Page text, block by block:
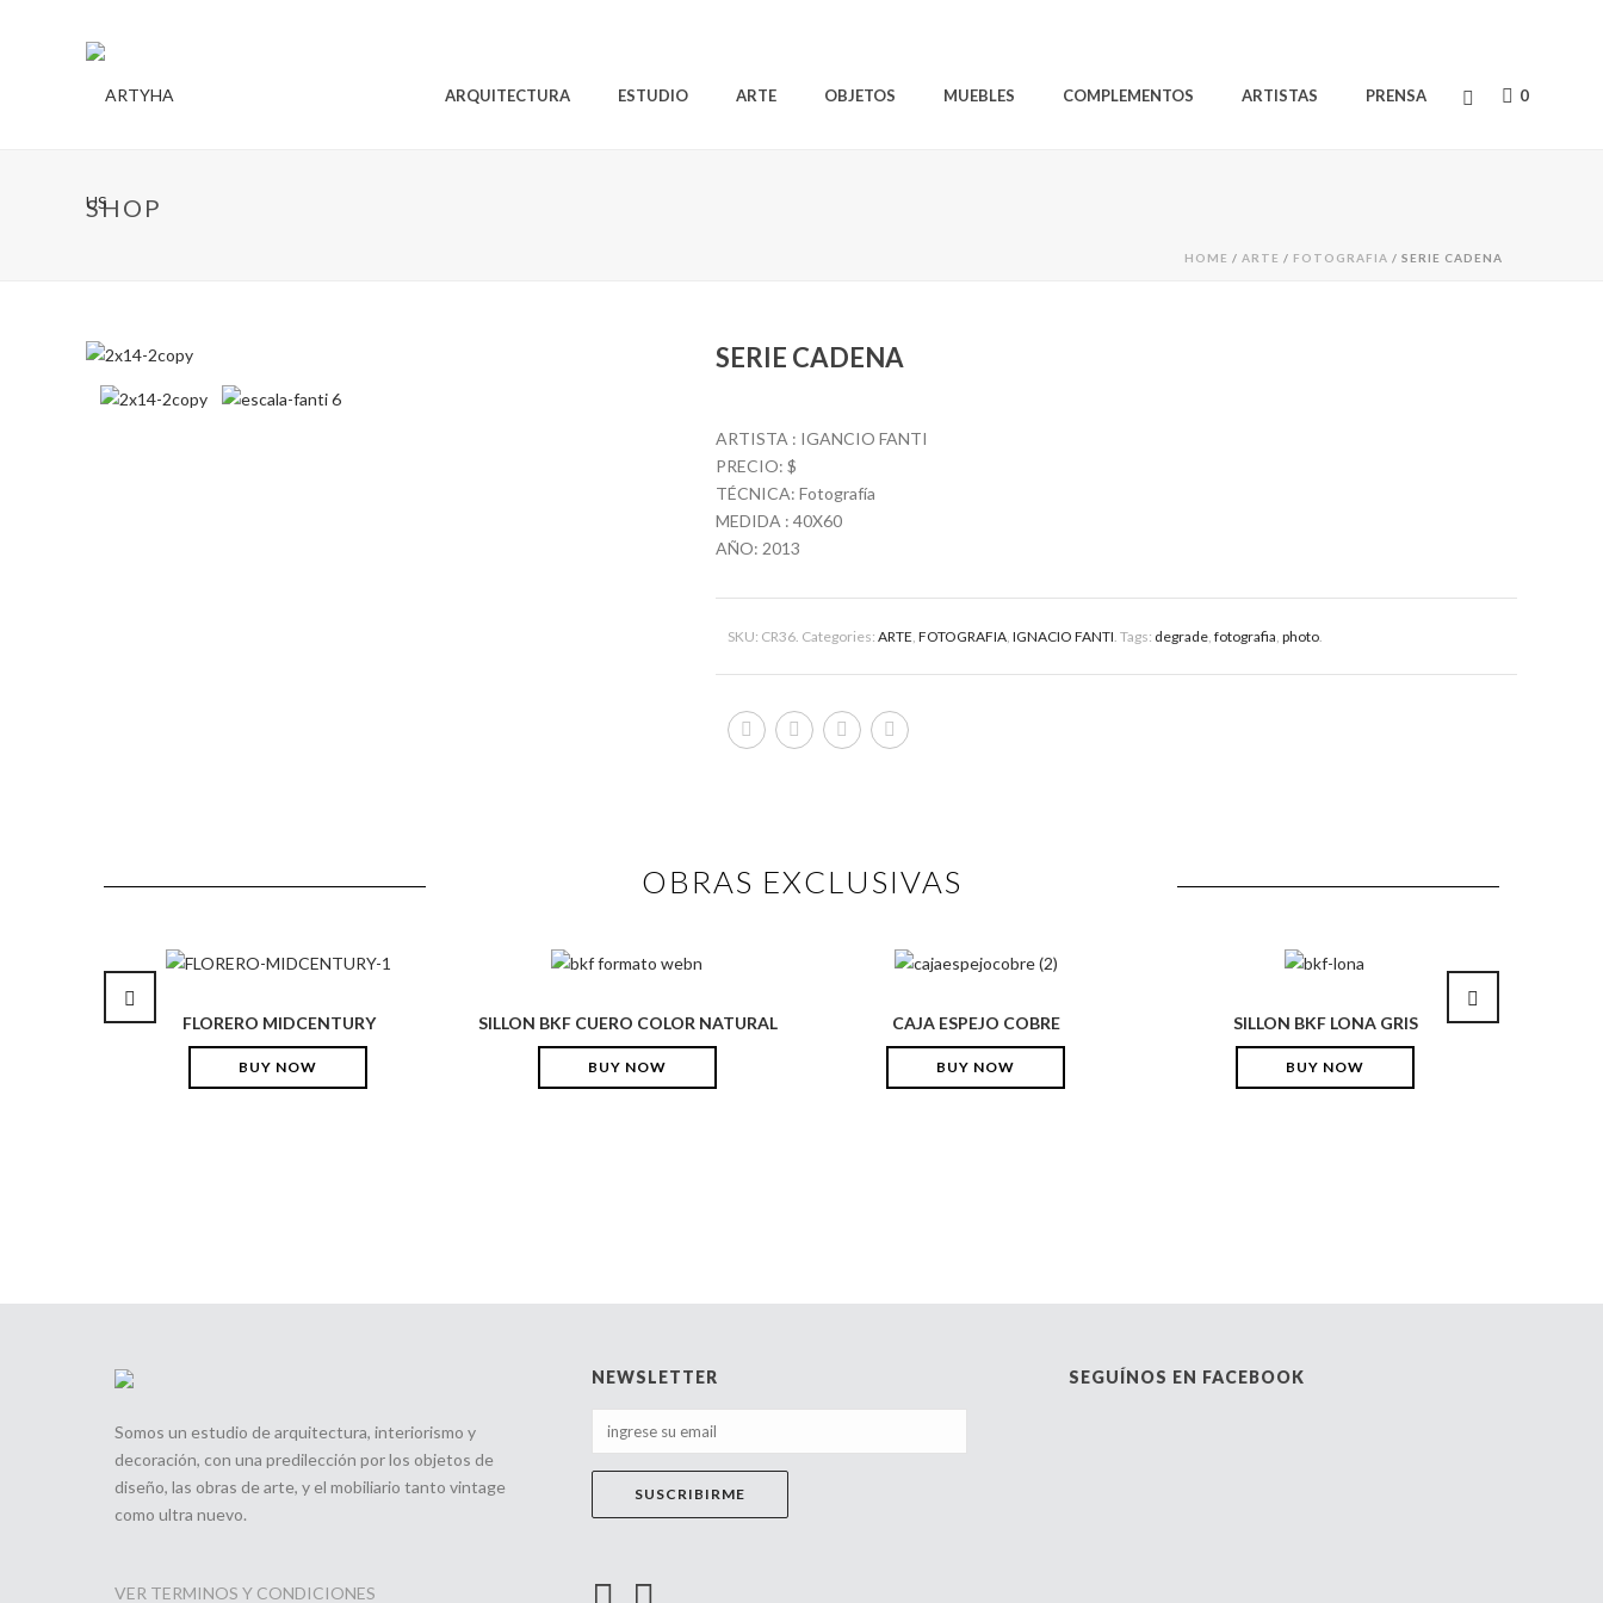
ARQUITECTURA ESTUDIO ARTE OBJETOS MUEBLES COMPLEMENTOS ARTISTAS PRENSA 0
SHOP
HOME / ARTE / FOTOGRAFIA / SERIE CADENA
SERIE CADENA
ARTISTA : IGANCIO FANTI
PRECIO: $
TÉCNICA: Fotografía
MEDIDA : 40X60
AÑO: 2013
SKU: CR36. Categories: ARTE, FOTOGRAFIA, IGNACIO FANTI. Tags: degrade, fotografia, photo.
OBRAS EXCLUSIVAS
FLORERO MIDCENTURY
BUY NOW
SILLON BKF CUERO COLOR NATURAL
BUY NOW
CAJA ESPEJO COBRE
BUY NOW
SILLON BKF LONA GRIS
BUY NOW
Somos un estudio de arquitectura, interiorismo y
decoración, con una predilección por los objetos de
diseño, las obras de arte, y el mobiliario tanto vintage
como ultra nuevo.
VER TERMINOS Y CONDICIONES
NEWSLETTER SEGUÍNOS EN FACEBOOK